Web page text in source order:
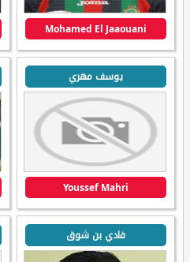
Mohamed El Jaaouani
يوسف مهري
Youssef Mahri
فادي بن شوق